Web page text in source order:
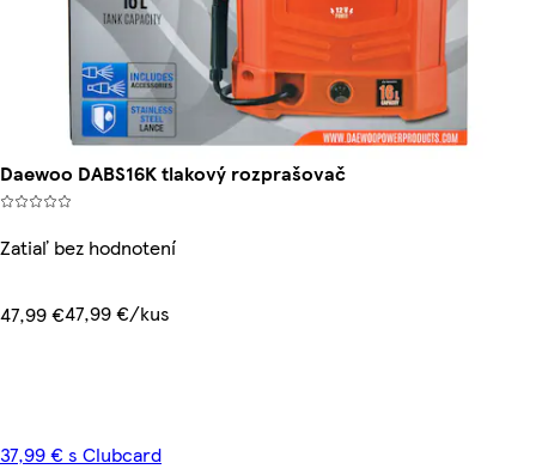
Daewoo DABS16K tlakový rozprašovač
Zatiaľ bez hodnotení
47,99 €47,99 €/kus
37,99 € s Clubcard